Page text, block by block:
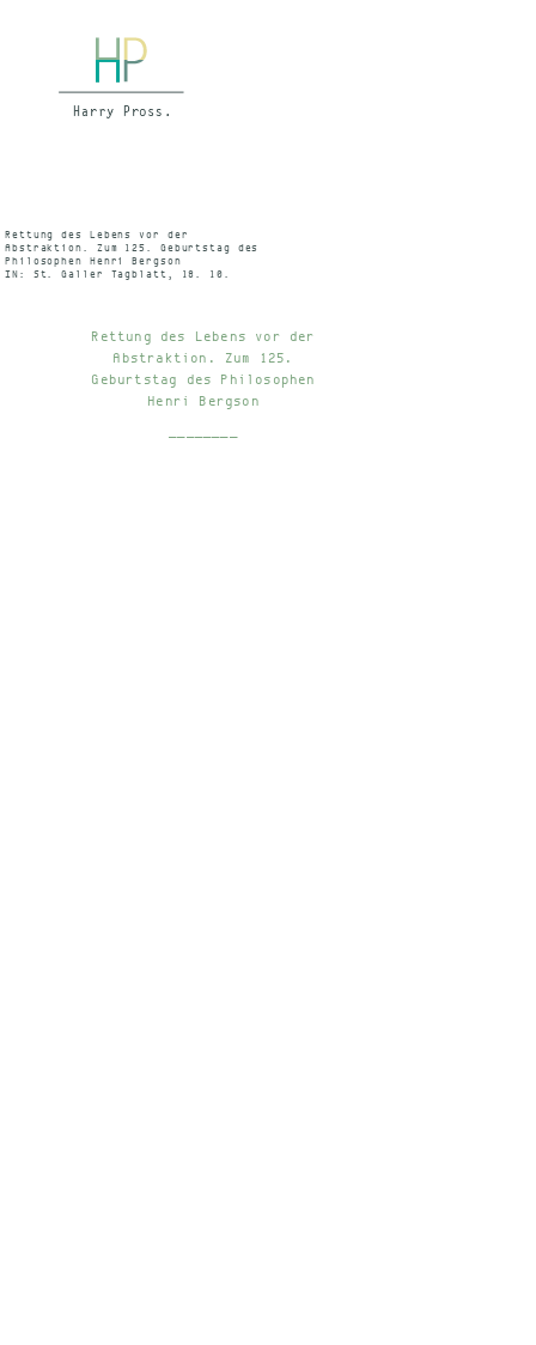
Rettung des Lebens vor der
Abstraktion. Zum 125. Geburtstag des
Philosophen Henri Bergson
IN: St. Galler Tagblatt, 18. 10.
Rettung des Lebens vor der
Abstraktion. Zum 125.
Geburtstag des Philosophen
Henri Bergson